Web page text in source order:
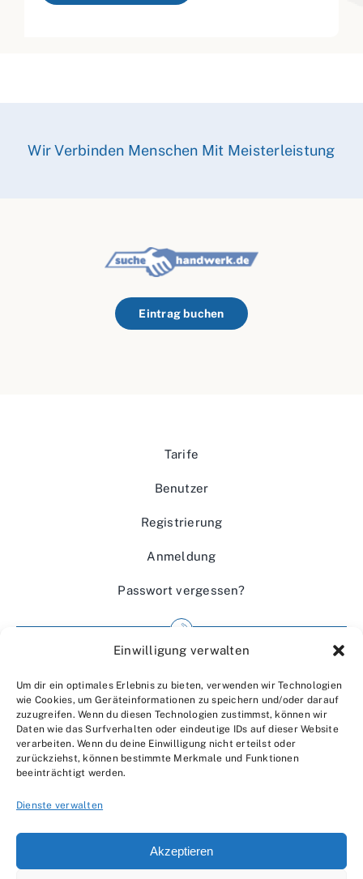
Einwilligung verwalten
Um dir ein optimales Erlebnis zu bieten, verwenden wir Technologien
wie Cookies, um Geräteinformationen zu speichern und/oder darauf
zuzugreifen. Wenn du diesen Technologien zustimmst, können wir
Daten wie das Surfverhalten oder eindeutige IDs auf dieser Website
verarbeiten. Wenn du deine Einwilligung nicht erteilst oder
zurückziehst, können bestimmte Merkmale und Funktionen
beeinträchtigt werden.
Dienste verwalten
Akzeptieren
Wir Verbinden Menschen Mit Meisterleistung
Eintrag buchen
Tarife
Benutzer
Registrierung
Anmeldung
Passwort vergessen?
Wir über uns
Kontakt
Datenschutzerklärung